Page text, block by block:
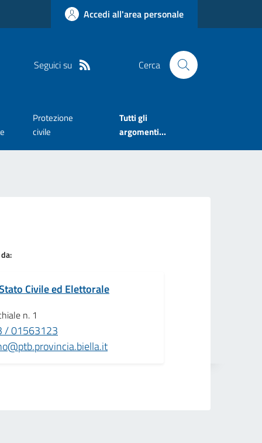
Accedi all'area personale
Seguici su Cerca
Protezione
civile
Tutti gli
argomenti...
Civile ed Elettorale
n. 1
/ 01563123